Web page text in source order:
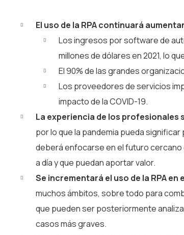
El uso de la RPA continuará
Los ingresos por software de
millones de dólares en 2021, lo
El 90% de las grandes
Los proveedores de servicios
impacto de la COVID-19.
La experiencia de los
por lo que la pandemia pueda
deberá enfocarse en el futuro
a día y que puedan aportar valor.
Se incrementará el uso de la RPA en
muchos ámbitos, sobre todo para
que pueden ser posteriormente
casos más graves.